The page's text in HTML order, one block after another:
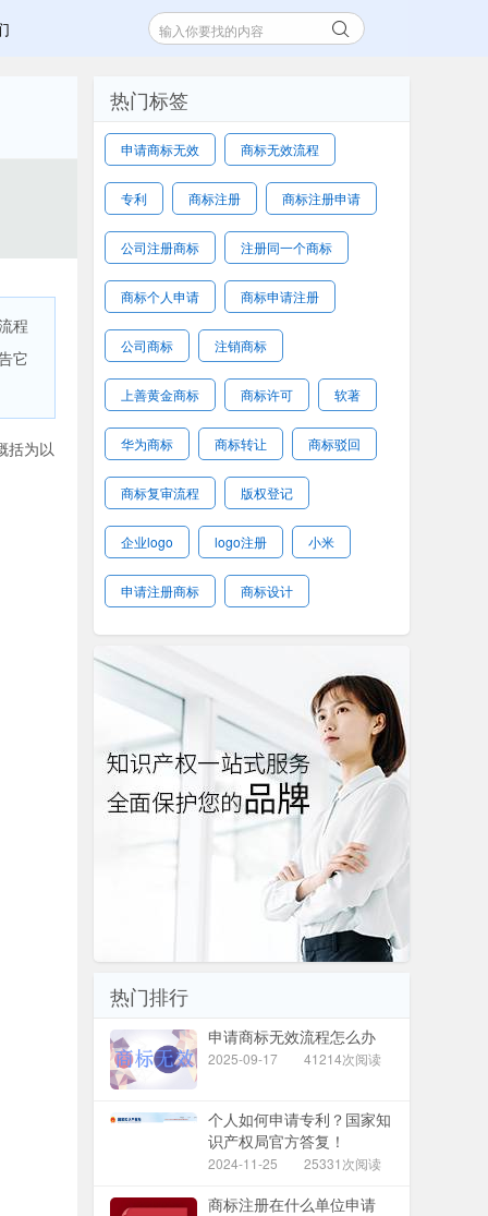
程
它
括为以
热门标签
申请商标无效 商标无效流程
专利 商标注册 商标注册申请
公司注册商标 注册同一个商标
商标个人申请 商标申请注册
公司商标 注销商标
上善黄金商标 商标许可 软著
华为商标 商标转让 商标驳回
商标复审流程 版权登记
企业logo logo注册 小米
申请注册商标 商标设计
热门排行
申请商标无效流程怎么办
2025-09-17 41214次阅读
个人如何申请专利？国家知
识产权局官方答复！
2024-11-25 25331次阅读
商标注册在什么单位申请